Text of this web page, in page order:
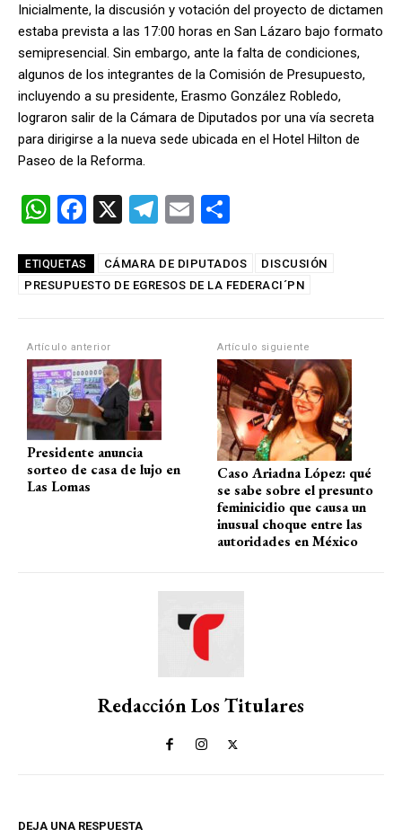
Inicialmente, la discusión y votación del proyecto de dictamen
estaba prevista a las 17:00 horas en San Lázaro bajo formato
semipresencial. Sin embargo, ante la falta de condiciones,
algunos de los integrantes de la Comisión de Presupuesto,
incluyendo a su presidente, Erasmo González Robledo,
lograron salir de la Cámara de Diputados por una vía secreta
para dirigirse a la nueva sede ubicada en el Hotel Hilton de
Paseo de la Reforma.
W
at
s
p
p
F
ce
b
o
k
X
T
e
gr
m
E
ail m
p
tir
ETIQUETAS CÁMARA DE DIPUTADOS
DISCUSIÓN
PRESUPUESTO DE EGRESOS DE LA FEDERACI´PN
Artículo anterior
Presidente anuncia
sorteo de casa de lujo en
Las Lomas
Artículo siguiente
Caso Ariadna López: qué
se sabe sobre el presunto
feminicidio que causa un
inusual choque entre las
autoridades en México
Redacción Los Titulares
DEJA UNA RESPUESTA